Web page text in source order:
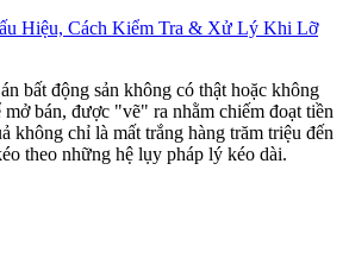
Hiệu, Cách Kiểm Tra & Xử Lý Khi Lỡ
bất động sản không có thật hoặc không
bán, được "vẽ" ra nhằm chiếm đoạt tiền
không chỉ là mất trắng hàng trăm triệu đến
theo những hệ lụy pháp lý kéo dài.